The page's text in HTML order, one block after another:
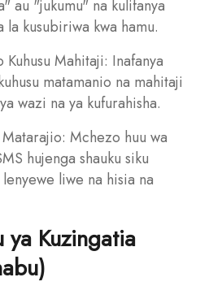
au "jukumu" na kulifanya
la kusubiriwa kwa hamu.
Mahitaji: Inafanya
matamanio na mahitaji
wazi na ya kufurahisha.
Mchezo huu wa
hujenga shauku siku
liwe na hisia na
Kuzingatia